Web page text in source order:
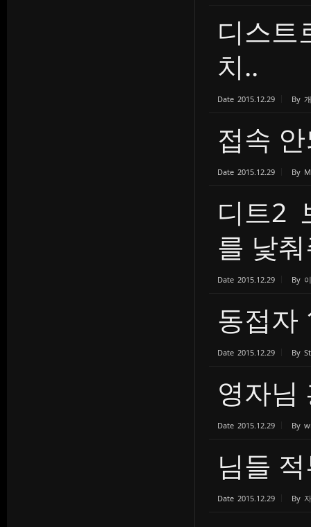
디스
치..
Date 2015.12.29 By
접속
Date 2015.12.29 By
디트2
를 낯
Date 2015.12.29 By
동접자
Date 2015.12.29 By
영자님
Date 2015.12.29 By
님들
Date 2015.12.29 By